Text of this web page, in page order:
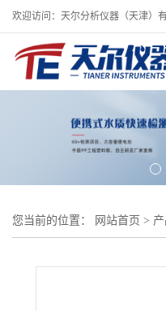
欢迎访问：天尔分析仪器（天津）
您当前的位置： 网站首页 >